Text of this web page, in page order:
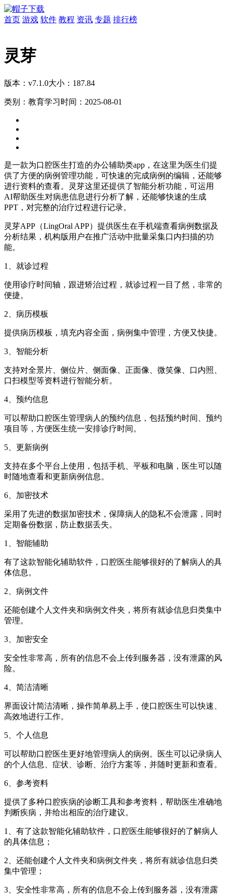
首页 游戏 软件 教程 资讯 专题 排行榜
灵芽
版本：v7.1.0大小：187.84
类别：教育学习时间：2025-08-01
是一款为口腔医生打造的办公辅助类app，在这里为医生们提
供了方便的病例管理功能，可快速的完成病例的编辑，还能够
进行资料的查看。灵芽这里还提供了智能分析功能，可运用
AI帮助医生对病患信息进行分析了解，还能够快速的生成
PPT，对完整的治疗过程进行记录。
灵芽APP（LingOral APP）提供医生在手机端查看病例数据及
分析结果，机构版用户在推广活动中批量采集口内扫描的功
能。
1、就诊过程
使用诊疗时间轴，跟进矫治过程，就诊过程一目了然，非常的
便捷。
2、病历模板
提供病历模板，填充内容全面，病例集中管理，方便又快捷。
3、智能分析
支持对全景片、侧位片、侧面像、正面像、微笑像、口内照、
口扫模型等资料进行智能分析。
4、预约信息
可以帮助口腔医生管理病人的预约信息，包括预约时间、预约
项目等，方便医生统一安排诊疗时间。
5、更新病例
支持在多个平台上使用，包括手机、平板和电脑，医生可以随
时随地查看和更新病例信息。
6、加密技术
采用了先进的数据加密技术，保障病人的隐私不会泄露，同时
定期备份数据，防止数据丢失。
1、智能辅助
有了这款智能化辅助软件，口腔医生能够很好的了解病人的具
体信息。
2、病例文件
还能创建个人文件夹和病例文件夹，将所有就诊信息归类集中
管理。
3、加密安全
安全性非常高，所有的信息不会上传到服务器，没有泄露的风
险。
4、简洁清晰
界面设计简洁清晰，操作简单易上手，使口腔医生可以快速、
高效地进行工作。
5、个人信息
可以帮助口腔医生更好地管理病人的病例。医生可以记录病人
的个人信息、症状、诊断、治疗方案等，并随时更新和查看。
6、参考资料
提供了多种口腔疾病的诊断工具和参考资料，帮助医生准确地
判断疾病，并给出相应的治疗建议。
1、有了这款智能化辅助软件，口腔医生能够很好的了解病人
的具体信息；
2、还能创建个人文件夹和病例文件夹，将所有就诊信息归类
集中管理；
3、安全性非常高，所有的信息不会上传到服务器，没有泄露